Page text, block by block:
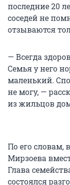
последние 20
соседей не
отзываются
— Всегда
Семья у него
маленький.
не могу, —
из жильцов
По его словам,
Мирзоева
Глава
состоялся